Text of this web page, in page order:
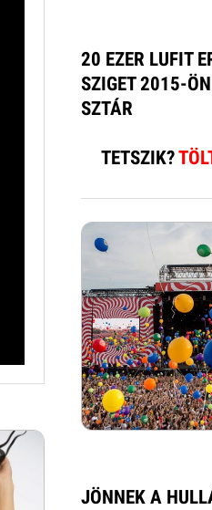
20 EZER LUFIT
SZIGET 2015-
SZTÁR
TETSZIK?
JÖNNEK A